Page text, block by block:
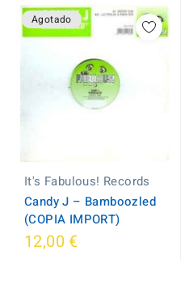
Agotado
It's Fabulous! Records
Candy J – Bamboozled
(COPIA IMPORT)
12,00 €